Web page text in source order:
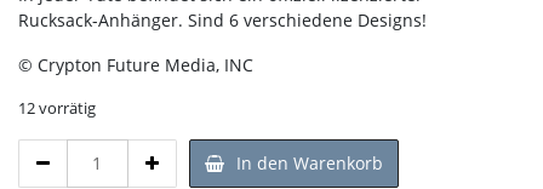
12,00€9,99€.
Rucksack-Anhänger. Sind 6 verschiedene Designs!
© Crypton Future Media, INC
12 vorrätig
Miku
In den Warenkorb